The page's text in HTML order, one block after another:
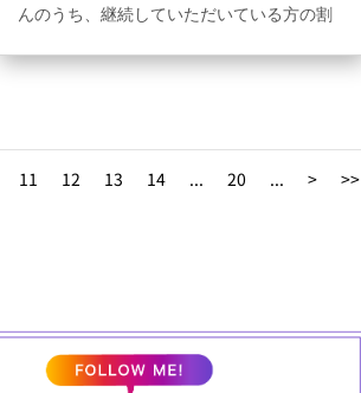
んのうち、継続していただいている方の割
月額20,000円で通い放題のサービスをご提
供していますが、会員数を100名に限定し、
だけますので、ストレスフリー✨
大阪心斎橋や本町付近で英会話学校をお探
11 12 13 14 ... 20 ... > >>